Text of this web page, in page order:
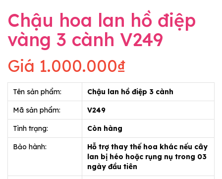
Chậu hoa lan hồ điệp
vàng 3 cành V249
Giá 1.000.000₫
Tên sản phẩm: Chậu lan hồ điệp 3 cành
Mã sản phẩm: V249
Tình trạng: Còn hàng
Bảo hành:
Hỗ trợ thay thế hoa khác nếu cây
lan bị héo hoặc rụng nụ trong 03
ngày đầu tiên